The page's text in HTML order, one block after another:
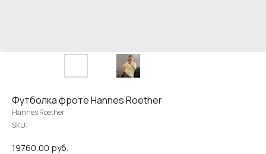
Футболка фроте Hannes Roether
Hannes Roether
SKU:
19760,00 руб.